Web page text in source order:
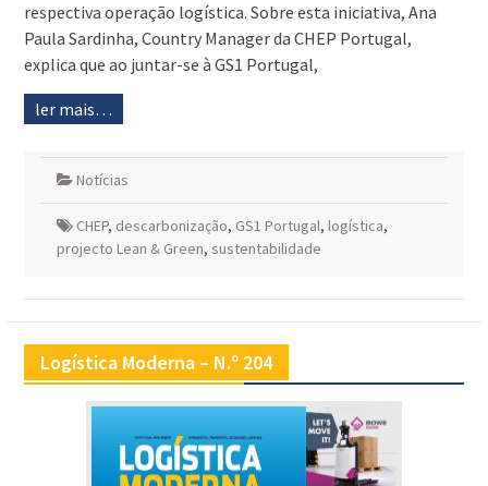
respectiva operação logística. Sobre esta iniciativa, Ana
Paula Sardinha, Country Manager da CHEP Portugal,
explica que ao juntar-se à GS1 Portugal,
ler mais…
Notícias
CHEP, descarbonização, GS1 Portugal, logística,
projecto Lean & Green, sustentabilidade
Logística Moderna – N.º 204